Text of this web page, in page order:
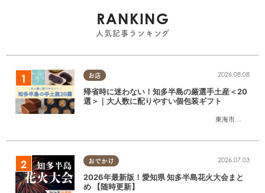
RANKING
人気記事ランキング
お店
東海市大府市
2026.08.08
帰省時に迷わない！知多半島の厳選手土産＜20
選＞｜大人数に配りやすい個包装ギフト
おでかけ 2026.07.03
2026年最新版！愛知県 知多半島花火大会まと
め 【随時更新】